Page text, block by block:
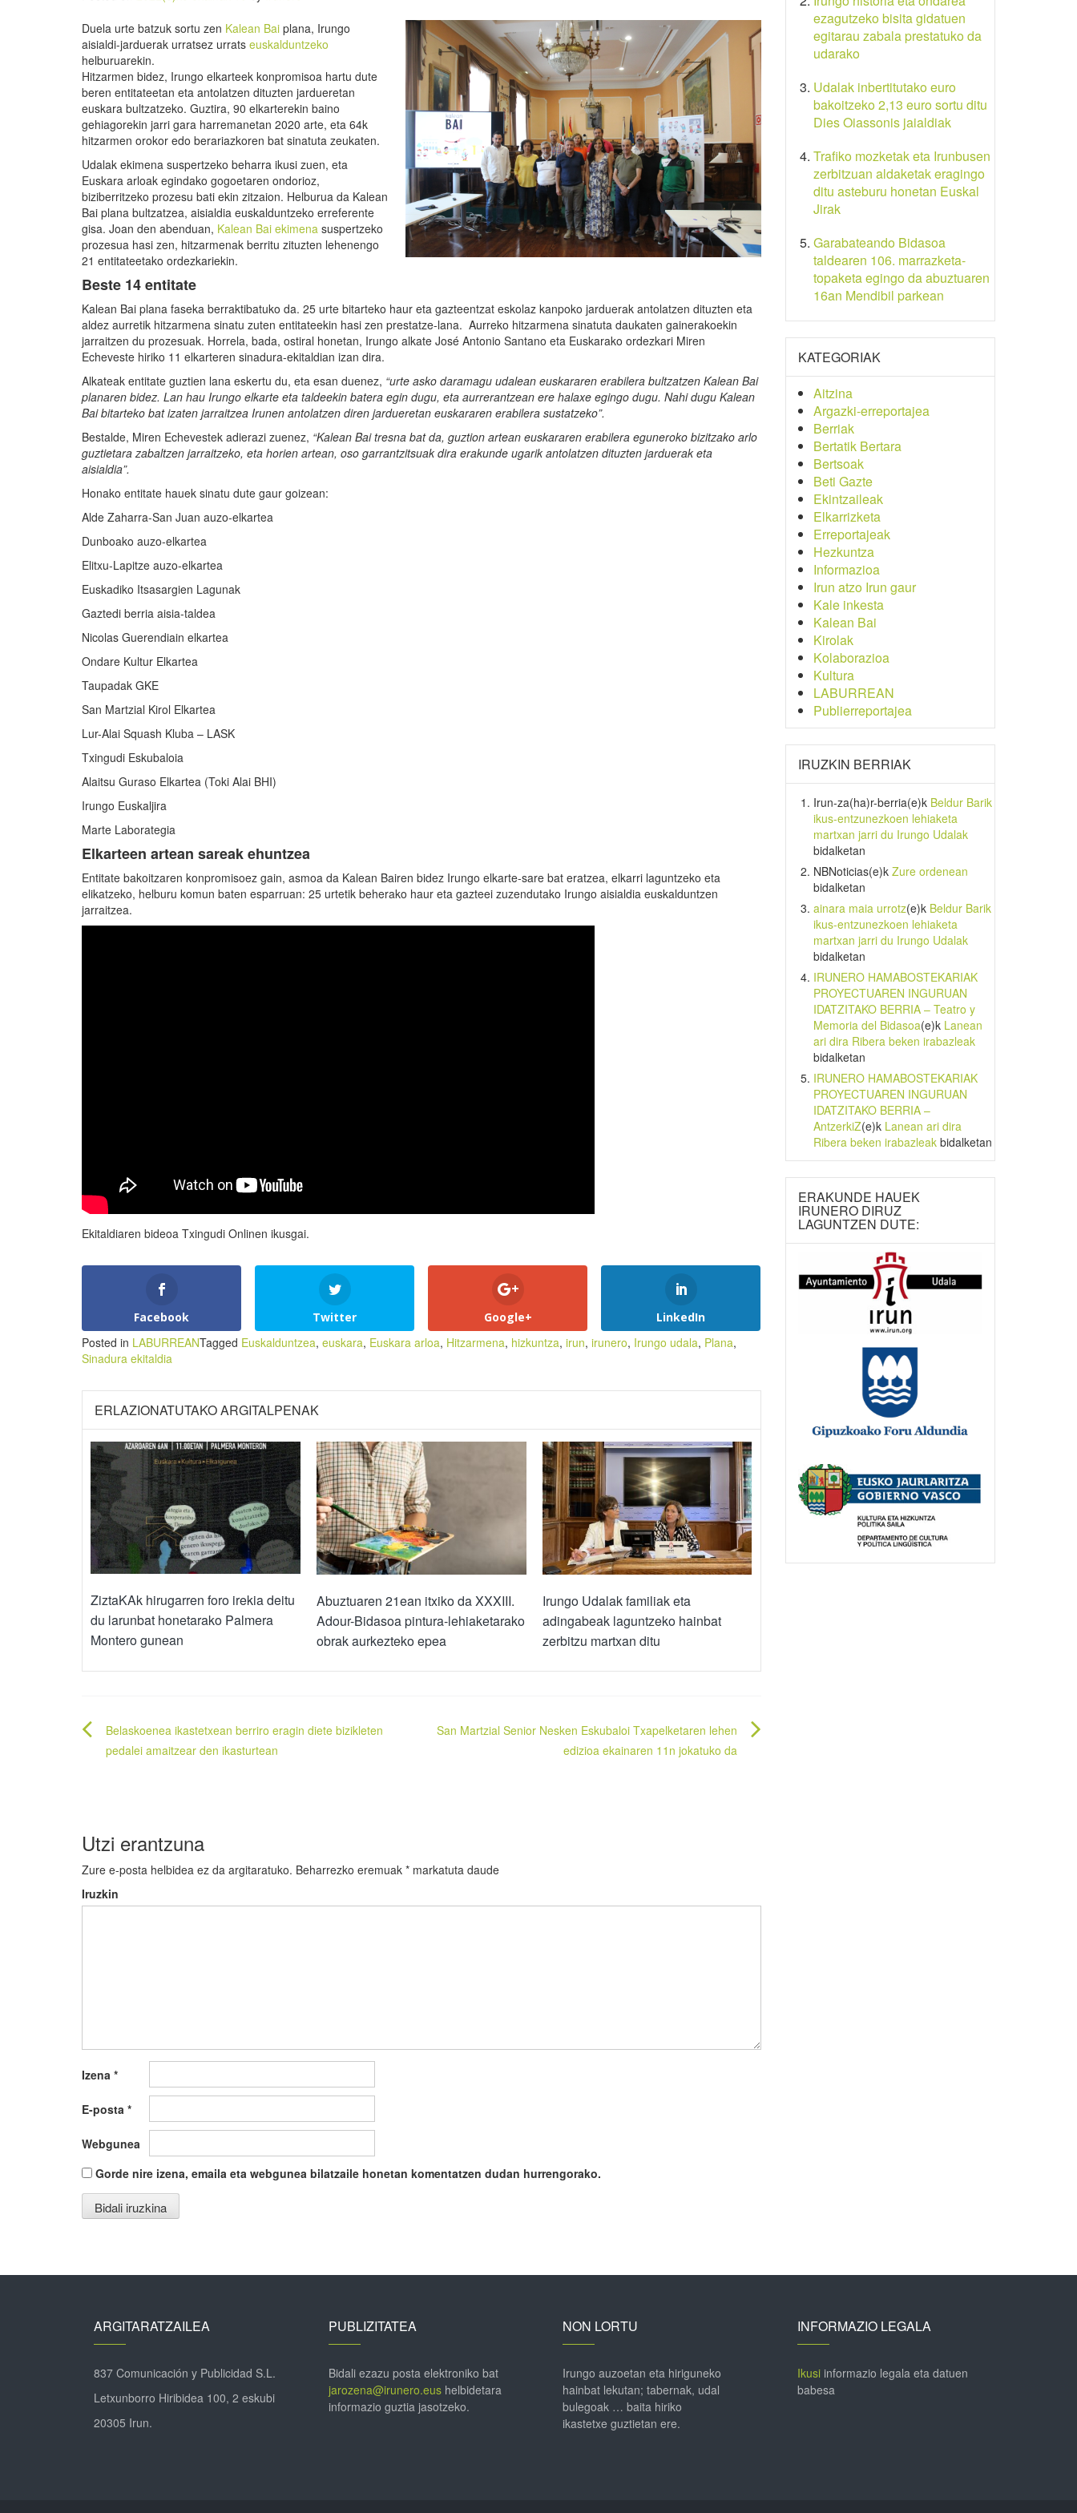
Duela urte batzuk sortu zen Kalean Bai plana, Irungo
aisialdi-jarduerak urratsez urrats euskalduntzeko
helburuarekin.
Hitzarmen bidez, Irungo elkarteek konpromisoa hartu dute
beren entitateetan eta antolatzen dituzten jardueretan
euskara bultzatzeko. Guztira, 90 elkarterekin baino
gehiagorekin jarri gara harremanetan 2020 arte, eta 64k
hitzarmen orokor edo berariazkoren bat sinatuta zeukaten.
Udalak ekimena suspertzeko beharra ikusi zuen, eta
Euskara arloak egindako gogoetaren ondorioz,
biziberritzeko prozesu bati ekin zitzaion. Helburua da Kalean
Bai plana bultzatzea, aisialdia euskalduntzeko erreferente
gisa. Joan den abenduan, Kalean Bai ekimena suspertzeko
prozesua hasi zen, hitzarmenak berritu zituzten lehenengo
21 entitateetako ordezkariekin.
Beste 14 entitate
Kalean Bai plana faseka berraktibatuko da. 25 urte bitarteko haur eta gazteentzat eskolaz kanpoko jarduerak antolatzen dituzten eta
aldez aurretik hitzarmena sinatu zuten entitateekin hasi zen prestatze-lana. Aurreko hitzarmena sinatuta daukaten gainerakoekin
jarraitzen du prozesuak. Horrela, bada, ostiral honetan, Irungo alkate José Antonio Santano eta Euskarako ordezkari Miren
Echeveste hiriko 11 elkarteren sinadura-ekitaldian izan dira.
Alkateak entitate guztien lana eskertu du, eta esan duenez, “urte asko daramagu udalean euskararen erabilera bultzatzen Kalean Bai
planaren bidez. Lan hau Irungo elkarte eta taldeekin batera egin dugu, eta aurrerantzean ere halaxe egingo dugu. Nahi dugu Kalean
Bai bitarteko bat izaten jarraitzea Irunen antolatzen diren jardueretan euskararen erabilera sustatzeko”.
Bestalde, Miren Echevestek adierazi zuenez, “Kalean Bai tresna bat da, guztion artean euskararen erabilera eguneroko bizitzako arlo
guztietara zabaltzen jarraitzeko, eta horien artean, oso garrantzitsuak dira erakunde ugarik antolatzen dituzten jarduerak eta
aisialdia”.
Honako entitate hauek sinatu dute gaur goizean:
Alde Zaharra-San Juan auzo-elkartea
Dunboako auzo-elkartea
Elitxu-Lapitze auzo-elkartea
Euskadiko Itsasargien Lagunak
Gaztedi berria aisia-taldea
Nicolas Guerendiain elkartea
Ondare Kultur Elkartea
Taupadak GKE
San Martzial Kirol Elkartea
Lur-Alai Squash Kluba – LASK
Txingudi Eskubaloia
Alaitsu Guraso Elkartea (Toki Alai BHI)
Irungo Euskaljira
Marte Laborategia
Elkarteen artean sareak ehuntzea
Entitate bakoitzaren konpromisoez gain, asmoa da Kalean Bairen bidez Irungo elkarte-sare bat eratzea, elkarri laguntzeko eta
elikatzeko, helburu komun baten esparruan: 25 urtetik beherako haur eta gazteei zuzendutako Irungo aisialdia euskalduntzen
jarraitzea.
Ekitaldiaren bideoa Txingudi Onlinen ikusgai.
Facebook Twitter Google+ LinkedIn
Posted in LABURREANTagged Euskalduntzea, euskara, Euskara arloa, Hitzarmena, hizkuntza, irun, irunero, Irungo udala, Plana,
Sinadura ekitaldia
ERLAZIONATUTAKO ARGITALPENAK
ZiztaKAk hirugarren foro irekia deitu
du larunbat honetarako Palmera
Montero gunean
Abuztuaren 21ean itxiko da XXXIII.
Adour-Bidasoa pintura-lehiaketarako
obrak aurkezteko epea
Irungo Udalak familiak eta
adingabeak laguntzeko hainbat
zerbitzu martxan ditu
Bidalketetan
zehar
Belaskoenea ikastetxean berriro eragin diete bizikleten
pedalei amaitzear den ikasturtean
San Martzial Senior Nesken Eskubaloi Txapelketaren lehen
edizioa ekainaren 11n jokatuko da
Utzi erantzuna
Zure e-posta helbidea ez da argitaratuko. Beharrezko eremuak * markatuta daude
Iruzkin
Izena *
E-posta *
Webgunea
Gorde nire izena, emaila eta webgunea bilatzaile honetan komentatzen dudan hurrengorako.
ezagutzeko bisita gidatuen
egitarau zabala prestatuko da
udarako
Udalak inbertitutako euro
bakoitzeko 2,13 euro sortu ditu
Dies Oiassonis jaialdiak
Trafiko mozketak eta Irunbusen
zerbitzuan aldaketak eragingo
ditu asteburu honetan Euskal
Jirak
Garabateando Bidasoa
taldearen 106. marrazketa-
topaketa egingo da abuztuaren
16an Mendibil parkean
KATEGORIAK
Aitzina
Argazki-erreportajea
Berriak
Bertatik Bertara
Bertsoak
Beti Gazte
Ekintzaileak
Elkarrizketa
Erreportajeak
Hezkuntza
Informazioa
Irun atzo Irun gaur
Kale inkesta
Kalean Bai
Kirolak
Kolaborazioa
Kultura
LABURREAN
Publierreportajea
IRUZKIN BERRIAK
Irun-za(ha)r-berria(e)k Beldur Barik
ikus-entzunezkoen lehiaketa
martxan jarri du Irungo Udalak
bidalketan
NBNoticias(e)k Zure ordenean
bidalketan
ainara maia urrotz(e)k Beldur Barik
ikus-entzunezkoen lehiaketa
martxan jarri du Irungo Udalak
bidalketan
IRUNERO HAMABOSTEKARIAK
PROYECTUAREN INGURUAN
IDATZITAKO BERRIA – Teatro y
Memoria del Bidasoa(e)k Lanean
ari dira Ribera beken irabazleak
bidalketan
IRUNERO HAMABOSTEKARIAK
PROYECTUAREN INGURUAN
IDATZITAKO BERRIA –
AntzerkiZ(e)k Lanean ari dira
Ribera beken irabazleakbidalketan
ERAKUNDE HAUEK
IRUNERO DIRUZ
LAGUNTZEN DUTE:
ARGITARATZAILEA
837 Comunicación y Publicidad S.L.
Letxunborro Hiribidea 100, 2 eskubi
20305 Irun.
PUBLIZITATEA
Bidali ezazu posta elektroniko bat
jarozena@irunero.eushelbidetara
informazio guztia jasotzeko.
NON LORTU
Irungo auzoetan eta hiriguneko
hainbat lekutan; tabernak, udal
bulegoak … baita hiriko
ikastetxe guztietan ere.
INFORMAZIO LEGALA
Ikusiinformazio legala eta datuen
babesa